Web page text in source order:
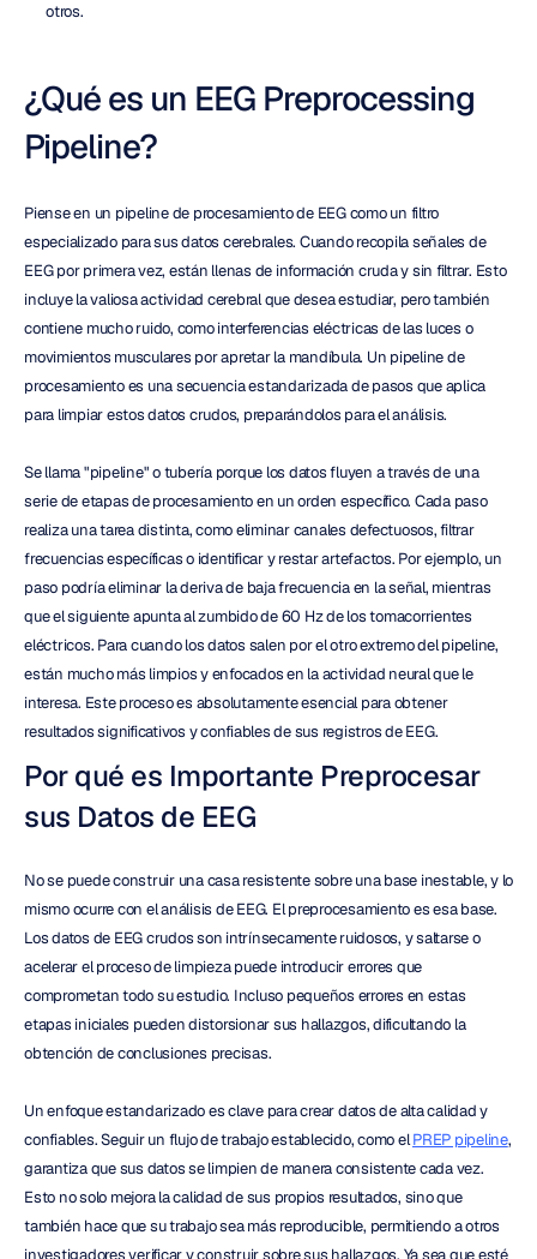
otros.
¿Qué es un EEG Preprocessing
Pipeline?
Piense en un pipeline de procesamiento de EEG como un filtro
especializado para sus datos cerebrales. Cuando recopila señales de
EEG por primera vez, están llenas de información cruda y sin filtrar. Esto
incluye la valiosa actividad cerebral que desea estudiar, pero también
contiene mucho ruido, como interferencias eléctricas de las luces o
movimientos musculares por apretar la mandíbula. Un pipeline de
procesamiento es una secuencia estandarizada de pasos que aplica
para limpiar estos datos crudos, preparándolos para el análisis.
Se llama "pipeline" o tubería porque los datos fluyen a través de una
serie de etapas de procesamiento en un orden específico. Cada paso
realiza una tarea distinta, como eliminar canales defectuosos, filtrar
frecuencias específicas o identificar y restar artefactos. Por ejemplo, un
paso podría eliminar la deriva de baja frecuencia en la señal, mientras
que el siguiente apunta al zumbido de 60 Hz de los tomacorrientes
eléctricos. Para cuando los datos salen por el otro extremo del pipeline,
están mucho más limpios y enfocados en la actividad neural que le
interesa. Este proceso es absolutamente esencial para obtener
resultados significativos y confiables de sus registros de EEG.
Por qué es Importante Preprocesar
sus Datos de EEG
No se puede construir una casa resistente sobre una base inestable, y lo
mismo ocurre con el análisis de EEG. El preprocesamiento es esa base.
Los datos de EEG crudos son intrínsecamente ruidosos, y saltarse o
acelerar el proceso de limpieza puede introducir errores que
comprometan todo su estudio. Incluso pequeños errores en estas
etapas iniciales pueden distorsionar sus hallazgos, dificultando la
obtención de conclusiones precisas.
Un enfoque estandarizado es clave para crear datos de alta calidad y
confiables. Seguir un flujo de trabajo establecido, como el PREP pipeline,
garantiza que sus datos se limpien de manera consistente cada vez.
Esto no solo mejora la calidad de sus propios resultados, sino que
también hace que su trabajo sea más reproducible, permitiendo a otros
investigadores verificar y construir sobre sus hallazgos. Ya sea que esté